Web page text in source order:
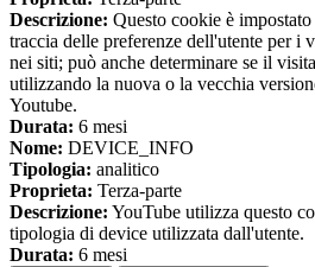
Descrizione: Questo cookie è
traccia delle preferenze dell'utente per i
nei siti; può anche determinare se il
utilizzando la nuova o la vecchia
Youtube.
Durata: 6 mesi
Nome: DEVICE_INFO
Tipologia: analitico
Proprieta: Terza-parte
Descrizione: YouTube utilizza questo
tipologia di device utilizzata dall'utente.
Durata: 6 mesi